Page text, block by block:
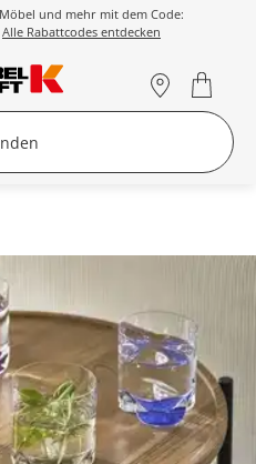
und mehr mit dem Code:
Alle Rabattcodes entdecken